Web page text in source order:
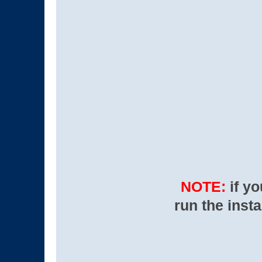
NOTE: if
run the